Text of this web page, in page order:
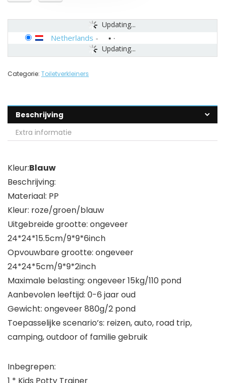
Updating...
Updating...
Netherlands -
Categorie: Toiletverkleiners
Beschrijving
Extra informatie
Kleur:Blauw
Beschrijving:
Materiaal: PP
Kleur: roze/groen/blauw
Uitgebreide grootte: ongeveer
24*24*15.5cm/9*9*6inch
Opvouwbare grootte: ongeveer
24*24*5cm/9*9*2inch
Maximale belasting: ongeveer 15kg/110 pond
Aanbevolen leeftijd: 0-6 jaar oud
Gewicht: ongeveer 880g/2 pond
Toepasselijke scenario’s: reizen, auto, road trip,
camping, outdoor of familie gebruik
Inbegrepen: